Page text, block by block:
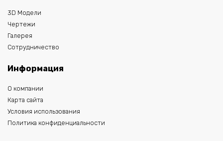
3D Модели
Чертежи
Галерея
Сотрудничество
Информация
О компании
Карта сайта
Условия использования
Политика конфиденциальности